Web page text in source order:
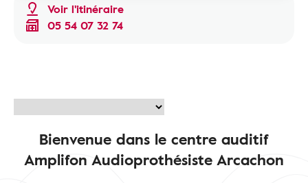
Voir l'itinéraire
05 54 07 32 74
Bienvenue dans le centre auditif
Amplifon Audioprothésiste Arcachon